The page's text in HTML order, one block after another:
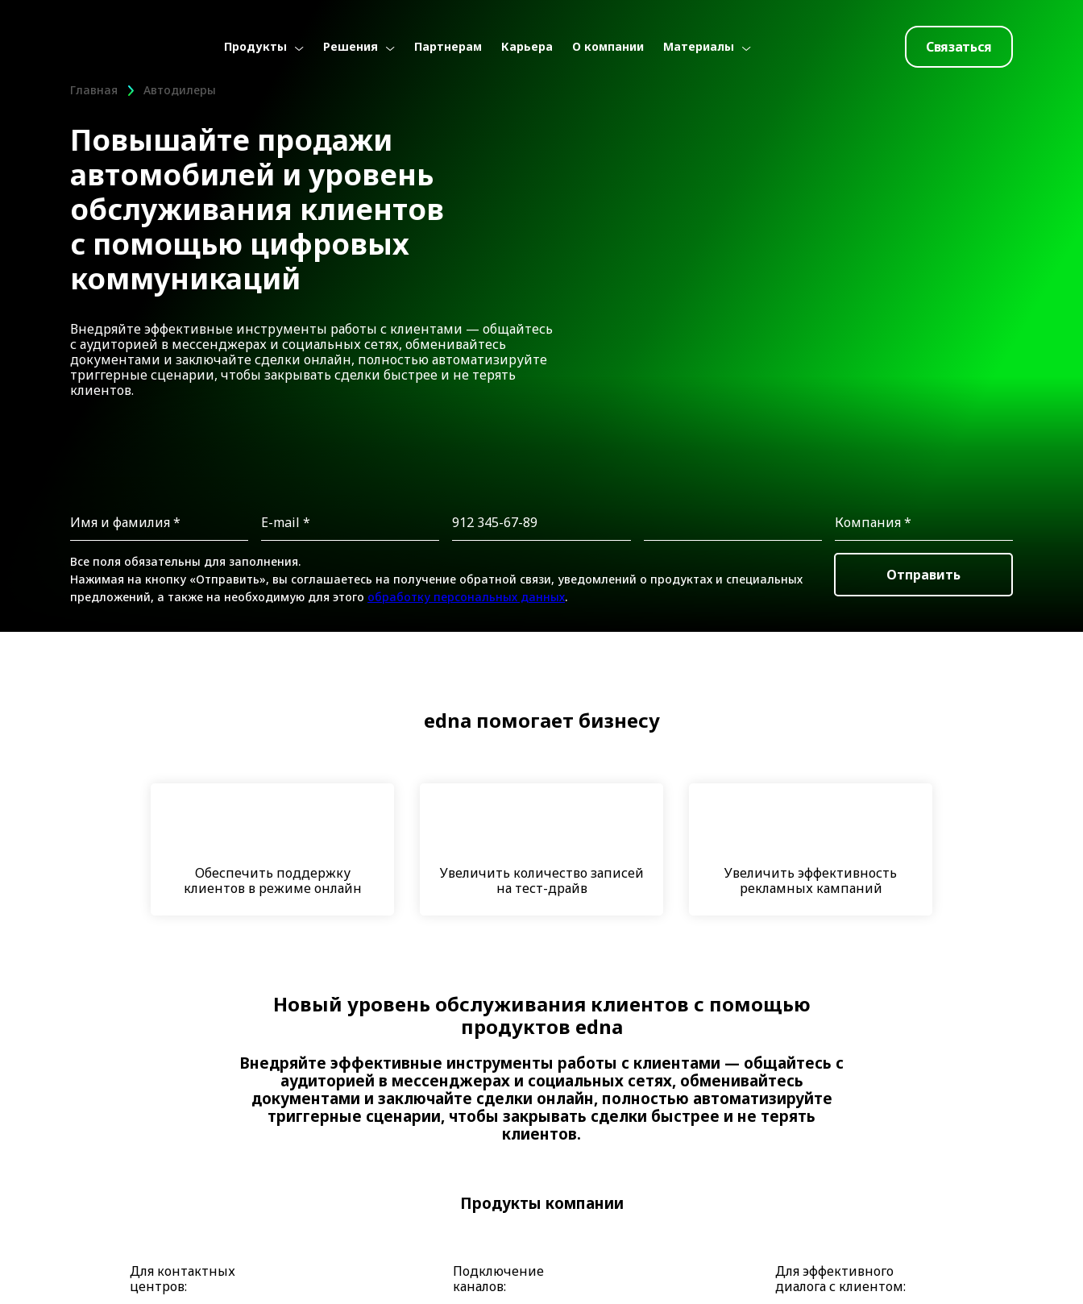
Продукты Решения Партнерам Карьера О компании Материалы Связаться
Главная Автодилеры
Повышайте продажи
автомобилей и уровень
обслуживания клиентов
с помощью цифровых
коммуникаций
Внедряйте эффективные инструменты работы с клиентами — общайтесь
с аудиторией в мессенджерах и социальных сетях, обменивайтесь
документами и заключайте сделки онлайн, полностью автоматизируйте
триггерные сценарии, чтобы закрывать сделки быстрее и не терять
клиентов.
Все поля обязательны для заполнения.
Нажимая на кнопку «Отправить», вы соглашаетесь на получение обратной связи, уведомлений о продуктах и специальных
предложений, а также на необходимую для этого обработку персональных данных.
Отправить
edna помогает бизнесу
Обеспечить поддержку
клиентов в режиме онлайн
Увеличить количество записей
на тест-драйв
Увеличить эффективность
рекламных кампаний
Новый уровень обслуживания клиентов с помощью
продуктов edna
Внедряйте эффективные инструменты работы с клиентами — общайтесь с
аудиторией в мессенджерах и социальных сетях, обменивайтесь
документами и заключайте сделки онлайн, полностью автоматизируйте
триггерные сценарии, чтобы закрывать сделки быстрее и не терять
клиентов.
Продукты компании
Для контактных
центров:
Подключение
каналов:
Для эффективного
диалога с клиентом: